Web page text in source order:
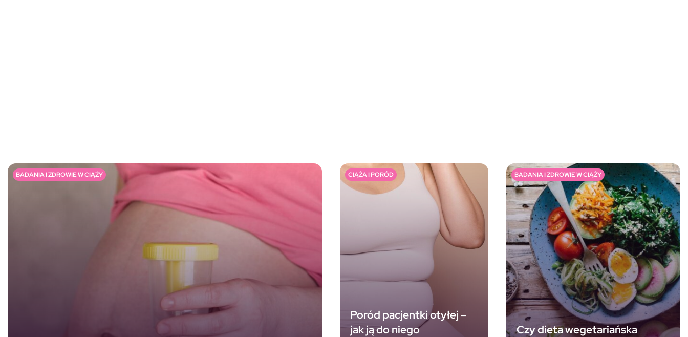
BADANIA I ZDROWIE W CIĄŻY
Poród pacjentki otyłej –
jak ją do niego
CIĄŻA I PORÓD
Czy dieta wegetariańska
BADANIA I ZDROWIE W CIĄŻY